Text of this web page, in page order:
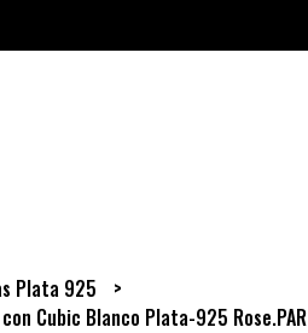
Plata 925
Cubic Blanco Plata-925 Rose.PAR